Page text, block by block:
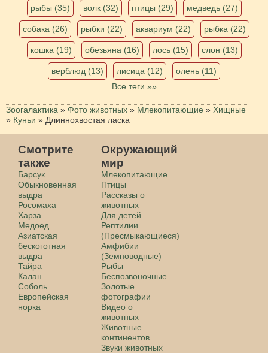
рыбы (35) волк (32) птицы (29) медведь (27)
собака (26) рыбки (22) аквариум (22) рыбка (22)
кошка (19) обезьяна (16) лось (15) слон (13)
верблюд (13) лисица (12)
олень (11)
Все теги »»
Зоогалактика » Фото животных » Млекопитающие » Хищные
» Куньи » Длиннохвостая ласка
Смотрите
также
Барсук
Обыкновенная
выдра
Росомаха
Харза
Медоед
Азиатская
бескоготная
выдра
Тайра
Калан
Соболь
Европейская
норка
Окружающий
мир
Млекопитающие
Птицы
Рассказы о
животных
Для детей
Рептилии
(Пресмыкающиеся)
Амфибии
(Земноводные)
Рыбы
Беспозвоночные
Золотые
фотографии
Видео о
животных
Животные
континентов
Звуки животных